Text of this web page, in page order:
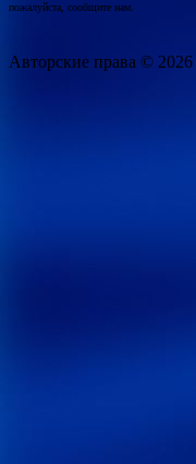
пожалуйста, сообщите нам.
Авторские права © 2026